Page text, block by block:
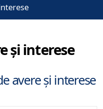
și interese
avere și interese